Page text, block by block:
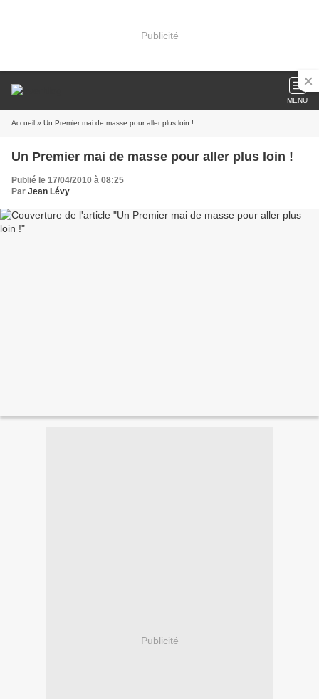
Publicité
MENU
Accueil » Un Premier mai de masse pour aller plus loin !
Un Premier mai de masse pour aller plus loin !
Publié le 17/04/2010 à 08:25
Par Jean Lévy
Publicité